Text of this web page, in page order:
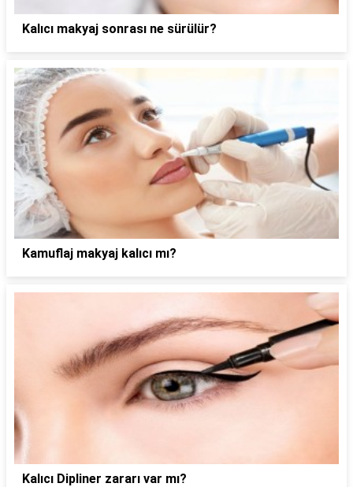
Kalıcı makyaj sonrası ne sürülür?
Kamuflaj makyaj kalıcı mı?
Kalıcı Dipliner zararı var mı?